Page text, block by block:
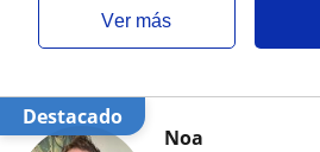
ver más
Destacado
Noa